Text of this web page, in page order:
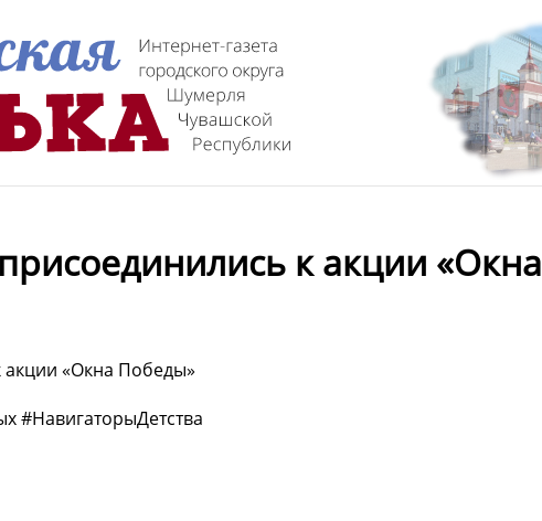
к акции «Окна
акции «Окна Победы»